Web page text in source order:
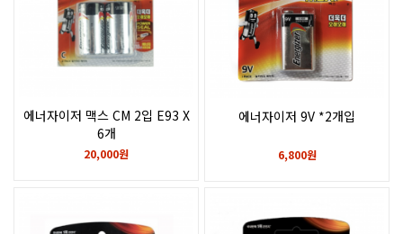
에너자이저 맥스 CM 2입 E93 X
6개
20,000원
에너자이저 9V *2개입
6,800원